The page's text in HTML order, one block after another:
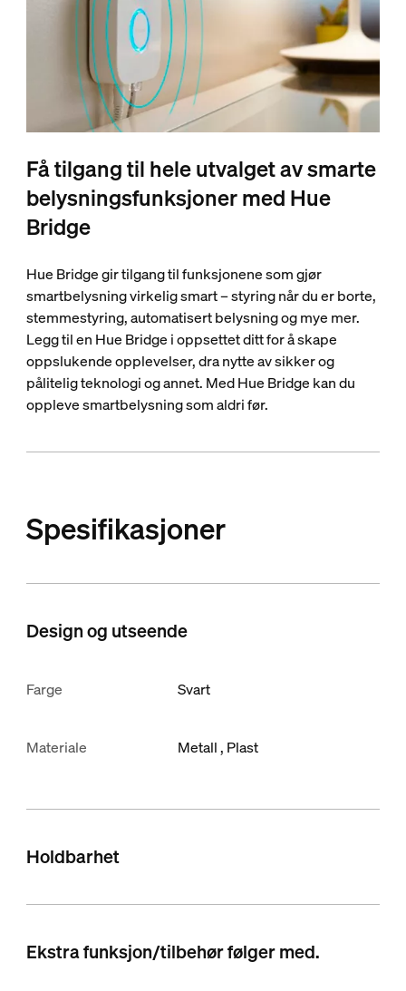
Få tilgang til hele utvalget av smarte
belysningsfunksjoner med Hue
Bridge
Hue Bridge gir tilgang til funksjonene som gjør
smartbelysning virkelig smart – styring når du er borte,
stemmestyring, automatisert belysning og mye mer.
Legg til en Hue Bridge i oppsettet ditt for å skape
oppslukende opplevelser, dra nytte av sikker og
pålitelig teknologi og annet. Med Hue Bridge kan du
oppleve smartbelysning som aldri før.
Spesifikasjoner
Design og utseende
Farge Svart
Materiale Metall Plast
Holdbarhet
Ekstra funksjon/tilbehør følger med.